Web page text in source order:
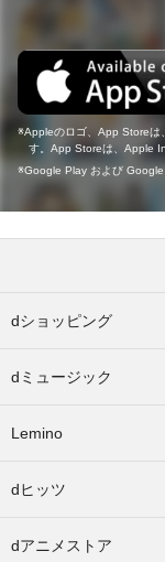
Appleのロゴ、App Storeは
す。App Storeは、Apple
Google Play および Google
dショッピング
dミュージック
Lemino
dヒッツ
dアニメストア